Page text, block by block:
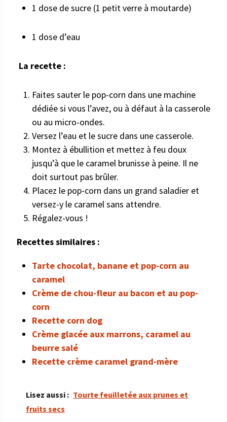
1 dose de sucre (1 petit verre à moutarde)
1 dose d’eau
La recette :
Faites sauter le pop-corn dans une machine
dédiée si vous l’avez, ou à défaut à la casserole
ou au micro-ondes.
Versez l’eau et le sucre dans une casserole.
Montez à ébullition et mettez à feu doux
jusqu’à que le caramel brunisse à peine. Il ne
doit surtout pas brûler.
Placez le pop-corn dans un grand saladier et
versez-y le caramel sans attendre.
Régalez-vous !
Recettes similaires :
Tarte chocolat, banane et pop-corn au
caramel
Crème de chou-fleur au bacon et au pop-
corn
Recette corn dog
Crème glacée aux marrons, caramel au
beurre salé
Recette crème caramel grand-mère
Lisez aussi : Tourte feuilletée aux prunes et
fruits secs